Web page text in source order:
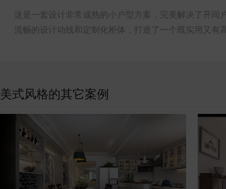
这是一套设计非常成熟的小户型方案，完美解决了开间
流畅的设计动线和定制化柜体，打造了一个既实用又有
美式风格的其它案例